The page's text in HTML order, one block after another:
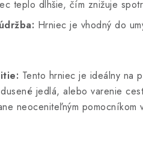
teplo dlhšie, čím znižuje
Hrniec je vhodný do
Tento hrniec je ideálny na
jedlá, alebo varenie
neoceniteľným pomocníkom